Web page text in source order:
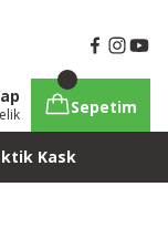
Sepetim
Kask